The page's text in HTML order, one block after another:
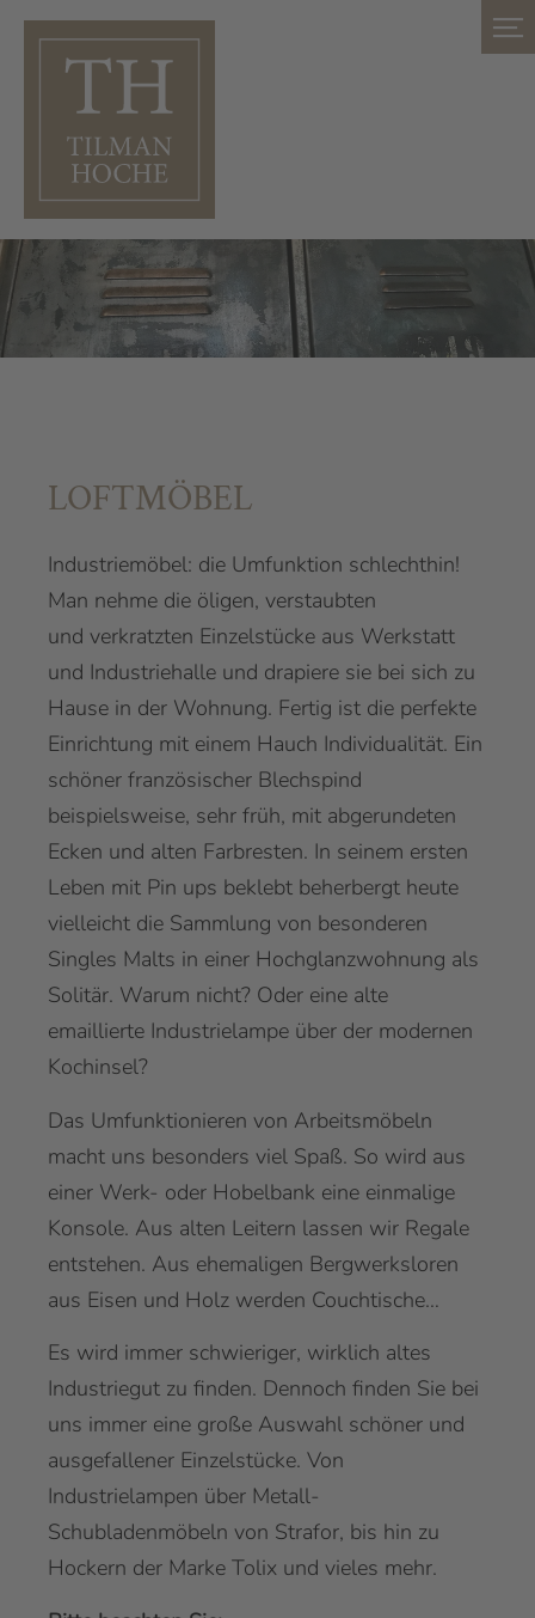
LOFTMÖBEL
Industriemöbel: die Umfunktion schlechthin!
Man nehme die öligen, verstaubten
und verkratzten Einzelstücke aus Werkstatt
und Industriehalle und drapiere sie bei sich zu
Hause in der Wohnung. Fertig ist die perfekte
Einrichtung mit einem Hauch Individualität. Ein
schöner französischer Blechspind
beispielsweise, sehr früh, mit abgerundeten
Ecken und alten Farbresten. In seinem ersten
Leben mit Pin ups beklebt beherbergt heute
vielleicht die Sammlung von besonderen
Singles Malts in einer Hochglanzwohnung als
Solitär. Warum nicht? Oder eine alte
emaillierte Industrielampe über der modernen
Kochinsel?
Das Umfunktionieren von Arbeitsmöbeln
macht uns besonders viel Spaß. So wird aus
einer Werk- oder Hobelbank eine einmalige
Konsole. Aus alten Leitern lassen wir Regale
entstehen. Aus ehemaligen Bergwerksloren
aus Eisen und Holz werden Couchtische…
Es wird immer schwieriger, wirklich altes
Industriegut zu finden. Dennoch finden Sie bei
uns immer eine große Auswahl schöner und
ausgefallener Einzelstücke. Von
Industrielampen über Metall-
Schubladenmöbeln von Strafor, bis hin zu
Hockern der Marke Tolix und vieles mehr.